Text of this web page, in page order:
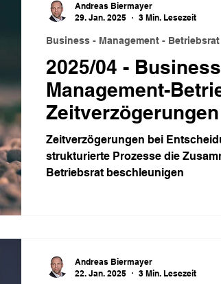
2025/04 -
Management-
Entscheidungen
Zeitverzögerungen bei
strukturierte Prozesse die
Betriebsrat beschleunigen
Business - Management - Betriebsrat
Andreas Biermayer
29. Jan. 2025
3 Min. Lesezeit
Andreas Biermayer
22. Jan. 2025
3 Min. Lesezeit